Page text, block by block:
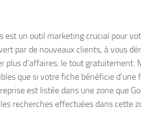
est un outil marketing crucial pour
par de nouveaux clients, à vous
plus d’affaires, le tout gratuitement.
que si votre fiche bénéficie d’une
est listée dans une zone que
recherches effectuées dans cette